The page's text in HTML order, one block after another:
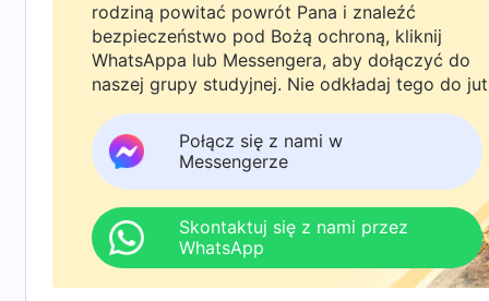
przywódcy i nie poszukiwałem ani nie
opierałem i ją potępiałem. Ale po
ujawniają one wiele tajemnic Biblii i dają nam
Wszechmogącego to prawda i głos Boga.
Jego słowa…”. W tym momencie przerwałam
nie próbuj robić tego samego ze mną.
ze Wschodu!”. Wybiegłam, trzaskając
stracił ponad stu członków na rzecz
samo o swoich regionach – dobre owieczki
rodziną powitać powrót Pana i znaleźć
bezpieczeństwo pod Bożą ochroną, kliknij
WhatsAppa lub Messengera, aby dołączyć do
naszej grupy studyjnej. Nie odkładaj tego do
Połącz się z nami w
Messengerze
Skontaktuj się z nami przez
WhatsApp